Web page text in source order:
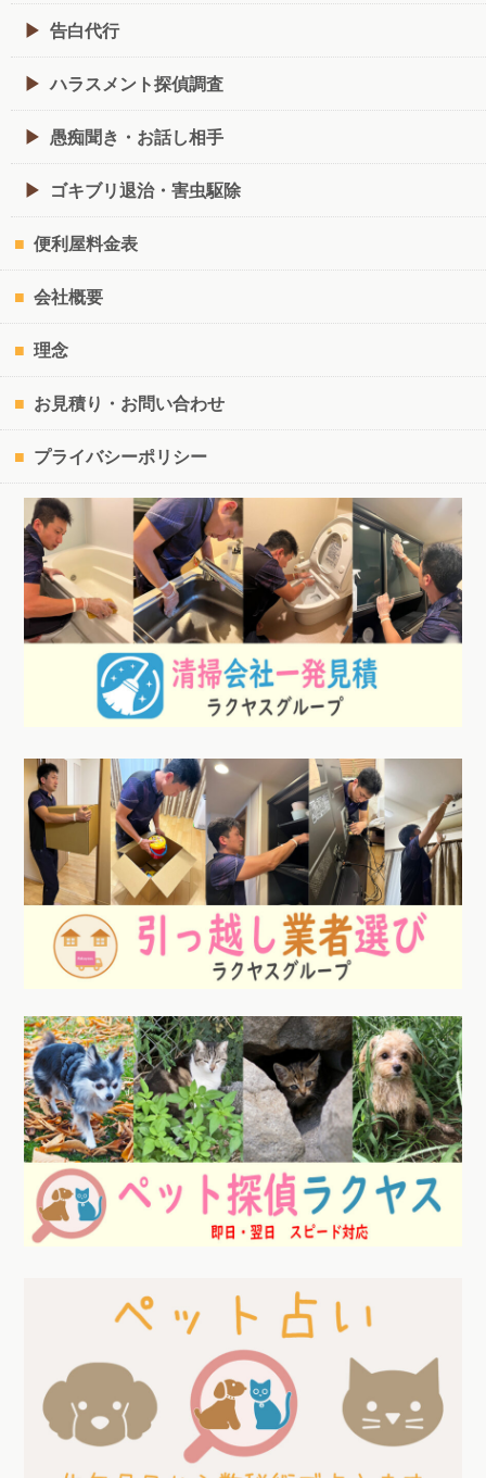
告白代行
ハラスメント探偵調査
愚痴聞き・お話し相手
ゴキブリ退治・害虫駆除
便利屋料金表
会社概要
理念
お見積り・お問い合わせ
プライバシーポリシー